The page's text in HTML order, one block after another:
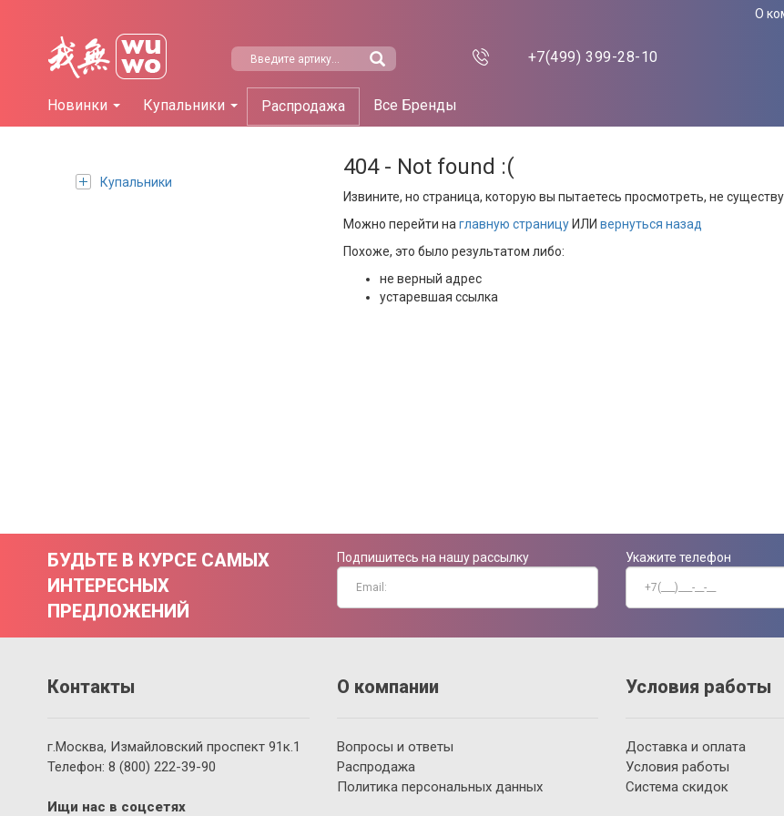
О
+7(499) 399-28-10
Новинки Купальники Распродажа Все Бренды
Купальники
404 - Not found :(
Извините, но страница, которую вы пытаетесь просмотреть, не
Можно перейти на главную страницу ИЛИ вернуться назад
Похоже, это было результатом либо:
не верный адрес
устаревшая ссылка
БУДЬТЕ В КУРСЕ САМЫХ
ИНТЕРЕСНЫХ
ПРЕДЛОЖЕНИЙ
Подпишитесь на нашу рассылку
Укажите телефон
Контакты
г.Москва, Измайловский проспект 91к.1
Телефон: 8 (800) 222-39-90
Ищи нас в соцсетях
О компании
Вопросы и ответы
Распродажа
Политика персональных данных
Условия работы
Доставка и оплата
Условия работы
Система скидок